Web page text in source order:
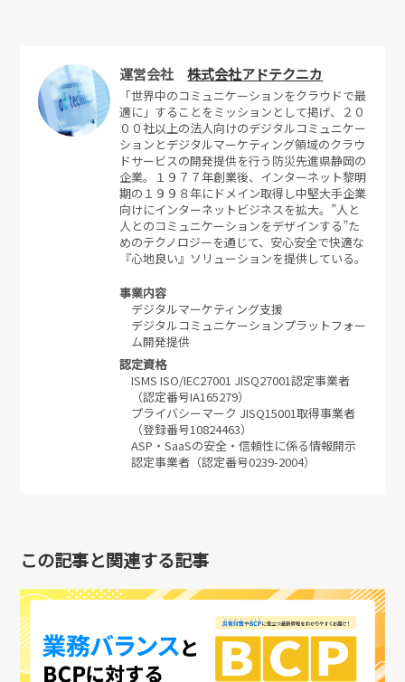
運営会社株式会社アドテクニカ
「世界中のコミュニケーションをクラウドで最
適に」することをミッションとして掲げ、２０
００社以上の法人向けのデジタルコミュニケー
ションとデジタルマーケティング領域のクラウ
ドサービスの開発提供を行う防災先進県静岡の
企業。１９７７年創業後、インターネット黎明
期の１９９８年にドメイン取得し中堅大手企業
向けにインターネットビジネスを拡大。”人と
人とのコミュニケーションをデザインする”た
めのテクノロジーを通じて、安心安全で快適な
『心地良い』ソリューションを提供している。
事業内容
デジタルマーケティング支援
デジタルコミュニケーションプラットフォー
ム開発提供
認定資格
ISMS ISO/IEC27001 JISQ27001認定事業者
（認定番号IA165279）
プライバシーマーク JISQ15001取得事業者
（登録番号10824463）
ASP・SaaSの安全・信頼性に係る情報開示
認定事業者（認定番号0239-2004）
この記事と関連する記事